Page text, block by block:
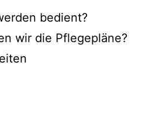
bedient?
wir die Pflegepläne?